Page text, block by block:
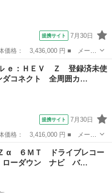
提携サイト 7月30日
ル ■ グレード名： ｅ：ＨＥ
使用車／純正９インチナビ／
ｅ：ＨＥＶ Ｚ 登録済未使
ダコネクト 全周囲カ…
提携サイト 7月30日
ル ■ グレード名： ｅ：ＨＥ
コネクト 全周囲カメラ ホン
α ６ＭＴ ドライブレコー
ーダウン ナビ バ…